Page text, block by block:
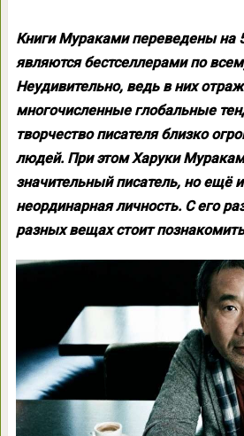
Книги Мураками переведены на
являются бестселлерами по
Неудивительно, ведь в них
многочисленные глобальные
творчество писателя близко
людей. При этом Харуки
значительный писатель, но ещё
неординарная личность. С его
разных вещах стоит